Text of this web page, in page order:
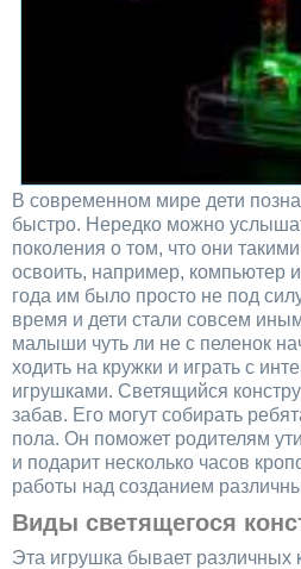
В современном мире дети
быстро. Нередко можно
поколения о том, что они
освоить, например, компьютер
года им было просто не под
время и дети стали совсем
малыши чуть ли не с пеленок
ходить на кружки и играть с
игрушками. Светящийся
забав. Его могут собирать
пола. Он поможет родителям
и подарит несколько часов
работы над созданием
Виды светящегося
Эта игрушка бывает различных